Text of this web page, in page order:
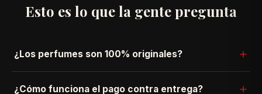
Esto es lo que la gente pregunta
¿Los perfumes son 100% originales?
nunca vendemos réplicas ni clones. Si algo no es
¿Cómo funciona el pago contra entrega?